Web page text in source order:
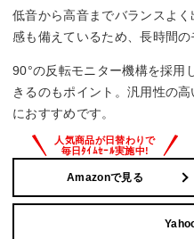
低音から高音までバランスよ
感も備えているため、長時間の
90°の反転モニター機構を採用
きるのもポイント。汎用性の
におすすめです。
Amazonで見る